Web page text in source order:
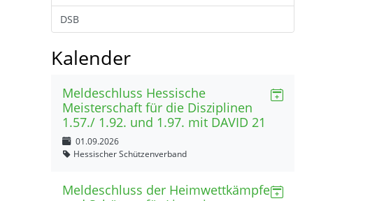
DSB
Kalender
Meldeschluss Hessische
Meisterschaft für die Disziplinen
1.57./ 1.92. und 1.97. mit DAVID 21
01.09.2026
Hessischer Schützenverband
Meldeschluss der Heimwettkämpfe